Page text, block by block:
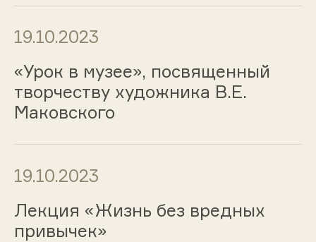
19.10.2023
«Урок в музее», посвященный
творчеству художника В.Е.
Маковского
19.10.2023
Лекция «Жизнь без вредных
привычек»